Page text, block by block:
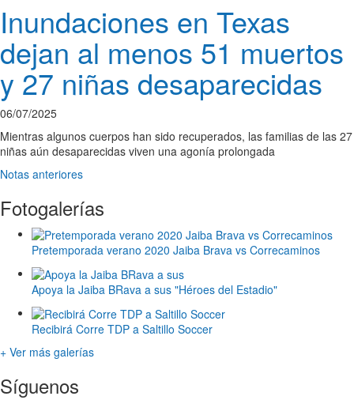
Inundaciones en Texas
dejan al menos 51 muertos
y 27 niñas desaparecidas
06/07/2025
Mientras algunos cuerpos han sido recuperados, las familias de las 27
niñas aún desaparecidas viven una agonía prolongada
Notas anteriores
Fotogalerías
Pretemporada verano 2020 Jaiba Brava vs Correcaminos
Apoya la Jaiba BRava a sus "Héroes del Estadio"
Recibirá Corre TDP a Saltillo Soccer
+ Ver más galerías
Síguenos